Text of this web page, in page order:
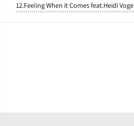
12.Feeling When it Comes feat.Heidi Voge